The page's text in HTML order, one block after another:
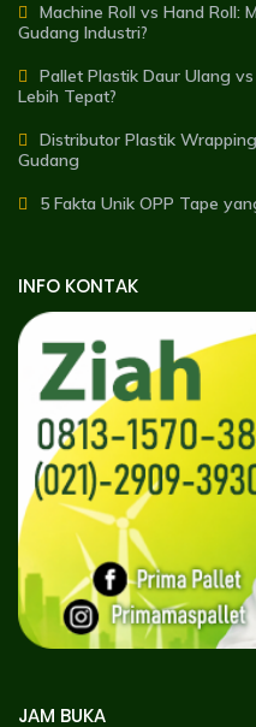
Machine Roll vs Hand Roll:
Gudang Industri?
Pallet Plastik Daur Ulang
Lebih Tepat?
Distributor Plastik
Gudang
5 Fakta Unik OPP Tape
INFO KONTAK
JAM BUKA